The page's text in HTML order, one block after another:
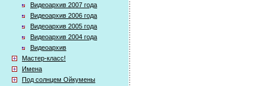
Видеоархив 2007 года
Видеоархив 2006 года
Видеоархив 2005 года
Видеоархив 2004 года
Видеоархив
Мастер-класс!
Имена
Под солнцем Ойкумены